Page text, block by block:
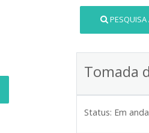
Tomada
Status: Em